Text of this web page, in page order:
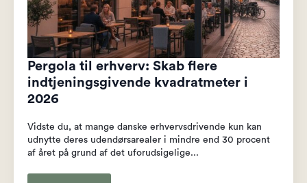
Pergola til erhverv: Skab flere
indtjeningsgivende kvadratmeter i
2026
Vidste du, at mange danske erhvervsdrivende kun kan
udnytte deres udendørsarealer i mindre end 30 procent
af året på grund af det uforudsigelige...